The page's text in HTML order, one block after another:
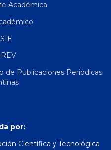
Académica
de Publicaciones Periódicas
por:
Científica y Tecnológica